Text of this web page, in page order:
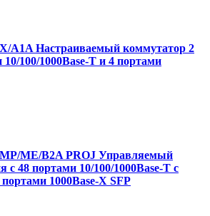
A1A Настраиваемый коммутатор 2
100/1000Base-T и 4 портами
ME/B2A PROJ Управляемый
с 48 портами 10/100/1000Base-T с
1000Base-X SFP